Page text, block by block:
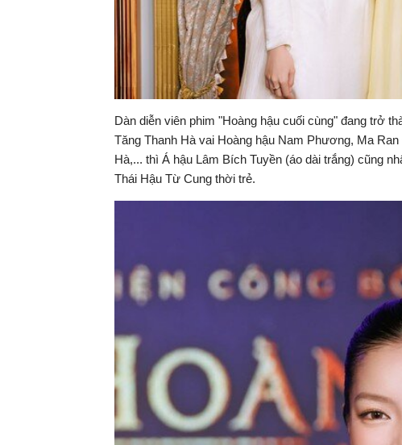
Dàn diễn viên phim "Hoàng hậu cuối cùng" đang trở
Tăng Thanh Hà vai Hoàng hậu Nam Phương, Ma
Hà,... thì Á hậu Lâm Bích Tuyền (áo dài trắng) cũng
Thái Hậu Từ Cung thời trẻ.